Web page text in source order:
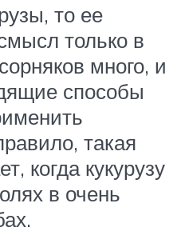
то ее
только в
много, и
способы
такая
когда кукурузу
в очень